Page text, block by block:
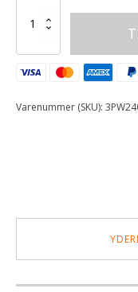
SHORTS
Varenummer (SKU):